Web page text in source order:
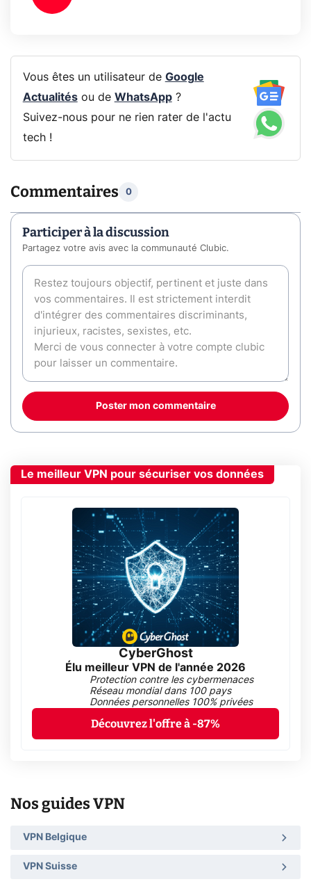
Vous êtes un utilisateur de Google
Actualitésou de WhatsApp?
Suivez-nous pour ne rien rater de l'actu
tech !
Commentaires 0
Participer à la discussion
Partagez votre avis avec la communauté Clubic.
Poster mon commentaire
Le meilleur VPN pour sécuriser vos données
CyberGhost
Élu meilleur VPN de l'année 2026
Protection contre les cybermenaces
Réseau mondial dans 100 pays
Données personnelles 100% privées
Découvrez l'offre à -87%
Nos guides VPN
VPN Belgique
VPN Suisse